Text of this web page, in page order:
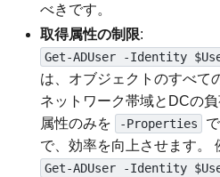
べきです。
取得属性の制限:
Get-ADUser -Identity
は、オブジェクトのすべて
ネットワーク帯域とDCの
属性のみを
-Properties
で、効率を向上させます。
Get-ADUser -Identity